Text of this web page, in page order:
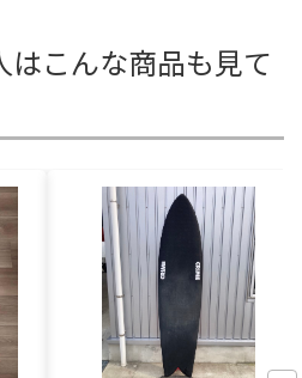
はこんな商品も見て